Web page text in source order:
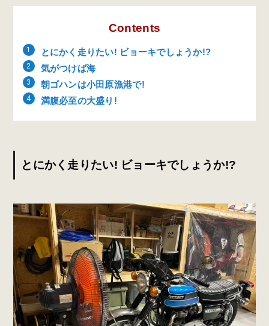
Contents
とにかく走りたい! ビョーキでしょうか!?
気がつけば海
朝ゴハンは小田原漁港で!
満腹必至の大盛り!
とにかく走りたい! ビョーキでしょうか!?